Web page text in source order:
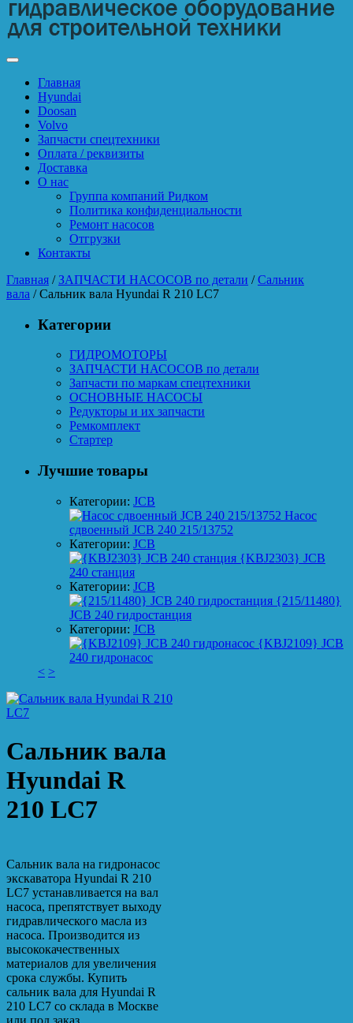
Главная
Hyundai
Doosan
Volvo
Запчасти спецтехники
Оплата / реквизиты
Доставка
О нас
Группа компаний Ридком
Политика конфиденциальности
Ремонт насосов
Отгрузки
Контакты
Главная /ЗАПЧАСТИ НАСОСОВ по детали /Сальник
вала / Сальник вала Hyundai R 210 LC7
Категории
ГИДРОМОТОРЫ
ЗАПЧАСТИ НАСОСОВ по детали
Запчасти по маркам спецтехники
ОСНОВНЫЕ НАСОСЫ
Редукторы и их запчасти
Ремкомплект
Стартер
Лучшие товары
Категории: JCB
Насос
сдвоенный JCB 240 215/13752
Категории: JCB
{KBJ2303} JCB
240 станция
Категории: JCB
{215/11480}
JCB 240 гидростанция
Категории: JCB
{KBJ2109} JCB
240 гидронасос
< >
Сальник вала
Hyundai R
210 LC7
Сальник вала на гидронасос
экскаватора Hyundai R 210
LC7 устанавливается на вал
насоса, препятствует выходу
гидравлического масла из
насоса. Производится из
высококачественных
материалов для увеличения
срока службы. Купить
сальник вала для Hyundai R
210 LC7 со склада в Москве
или под заказ.